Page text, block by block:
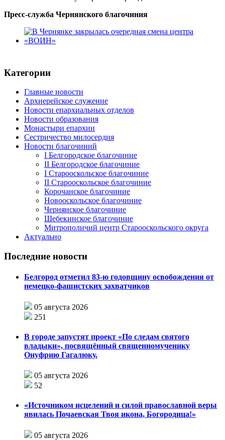
Пресс-служба Чернянского благочиния
Категории
Главные новости
Архиерейское служение
Новости епархиальных отделов
Новости образования
Монастыри епархии
Сестричество милосердия
Новости благочиний
I Белгородское благочиние
II Белгородское благочиние
I Старооскольское благочиние
II Старооскольское благочиние
Корочанское благочиние
Новооскольское благочиние
Чернянское благочиние
Шебекинское благочиние
Митрополичий центр Старооскольского округа
Актуально
Последние новости
Белгород отметил 83-ю годовщину освобождения от
немецко-фашистских захватчиков
05 августа 2026
251
В городе запустят проект «По следам святого
владыки», посвящённый священномученику
Онуфрию Гагалюку.
05 августа 2026
52
«Источником исцелений и силой православной веры
явилась Почаевская Твоя икона, Богородица!»
05 августа 2026